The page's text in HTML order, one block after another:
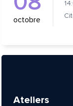
octobre
Ateliers